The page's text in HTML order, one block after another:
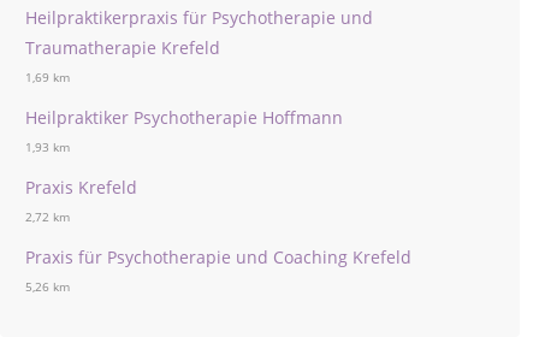
Heilpraktikerpraxis für Psychotherapie und
Traumatherapie Krefeld
1,69 km
Heilpraktiker Psychotherapie Hoffmann
1,93 km
Praxis Krefeld
2,72 km
Praxis für Psychotherapie und Coaching Krefeld
5,26 km